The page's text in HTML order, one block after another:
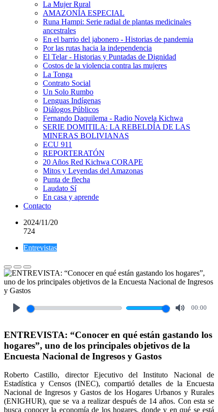
La Mujer Rural
AMAZONÍA ESPECIAL
Runa Hampi: Serie radial de plantas medicinales
ancestrales
En el barrio del jabonero - Historias de pandemia
Por las rutas hacia la independencia
El Telar - Historias y Puntadas de Dignidad
Costos de la violencia contra las mujeres
La Tonga
Contrato Social
Un Solo Rumbo
Lenguas Indígenas
Diálogos Públicos
Fernando Daquilema - Radio Novela Kichwa
SERIE DOMITILA: LA REBELDÍA DE LAS
MINERAS BOLIVIANAS
ECU 911
REPORTERATÓN
20 Años Red Kichwa CORAPE
Mitos y Leyendas del Amazonas
Punta de flecha
Laudato Sí
En casa y aprende
Contacto
2024/11/20
724
Entrevistas
00:00
ENTREVISTA: “Conocer en qué están gastando los
hogares”, uno de los principales objetivos de la
Encuesta Nacional de Ingresos y Gastos
Roberto Castillo, director Ejecutivo del Instituto Nacional de
Estadística y Censos (INEC), compartió detalles de la Encuesta
Nacional de Ingresos y Gastos de los Hogares Urbanos y Rurales
(ENIGHUR), que se va a realizar después de 14 años. Con esta se
busca conocer la economía de los hogares, donde y en qué se está